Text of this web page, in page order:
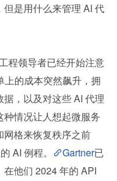
是用什么来管理 AI 代
程领导者已经开始注意
上的成本突然飙升，拥
，以及对这些 AI 代理
情况让人想起微服务
格来恢复秩序之前
AI 例程。
Gartner已
他们 2024 年的 API